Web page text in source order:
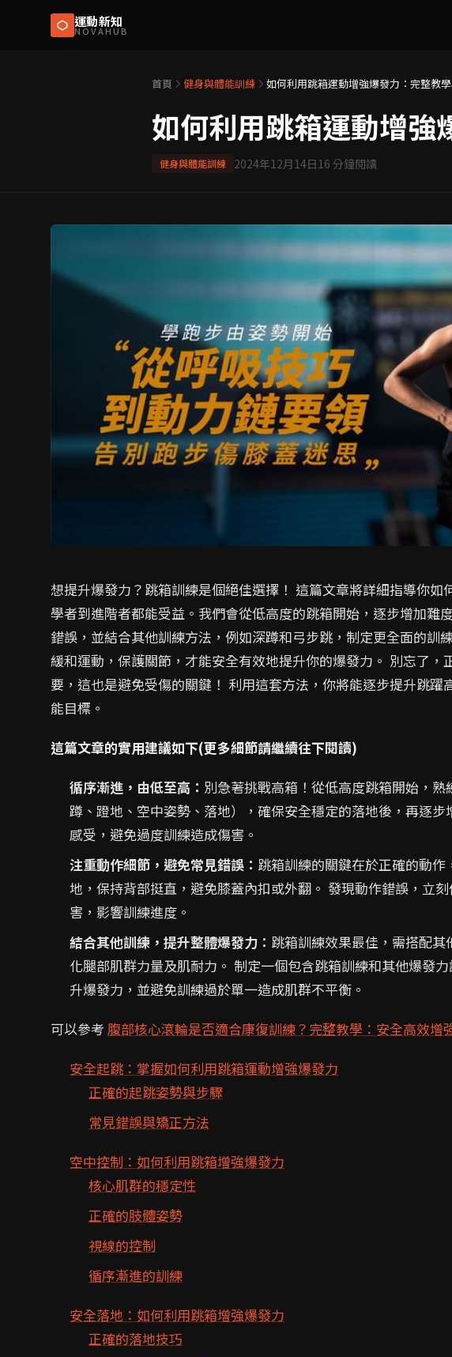
運動新知
NOVAHUB
首頁 健身與體能訓練 如何利用跳箱運動增強爆發力：完整教
如何利用跳箱運動增強
健身與體能訓練 2024年12月14日16 分鐘閱讀
想提升爆發力？跳箱訓練是個絕佳選擇！ 這篇文章將詳細指導你如
學者到進階者都能受益。我們會從低高度的跳箱開始，逐步增加難
錯誤，並結合其他訓練方法，例如深蹲和弓步跳，制定更全面的訓
緩和運動，保護關節，才能安全有效地提升你的爆發力。 別忘了，
要，這也是避免受傷的關鍵！ 利用這套方法，你將能逐步提升跳躍
能目標。
這篇文章的實用建議如下(更多細節請繼續往下閱讀)
循序漸進，由低至高： 別急著挑戰高箱！從低高度跳箱開始，
蹲、蹬地、空中姿勢、落地），確保安全穩定的落地後，再逐
感受，避免過度訓練造成傷害。
注重動作細節，避免常見錯誤： 跳箱訓練的關鍵在於正確的動
地，保持背部挺直，避免膝蓋內扣或外翻。 發現動作錯誤，立
害，影響訓練進度。
結合其他訓練，提升整體爆發力： 跳箱訓練效果最佳，需搭配
化腿部肌群力量及肌耐力。 制定一個包含跳箱訓練和其他爆發
升爆發力，並避免訓練過於單一造成肌群不平衡。
可以參考 腹部核心滾輪是否適合康復訓練？完整教學：安全高效增
安全起跳：掌握如何利用跳箱運動增強爆發力
正確的起跳姿勢與步驟
常見錯誤與矯正方法
空中控制：如何利用跳箱增強爆發力
核心肌群的穩定性
正確的肢體姿勢
視線的控制
循序漸進的訓練
安全落地：如何利用跳箱增強爆發力
正確的落地技巧